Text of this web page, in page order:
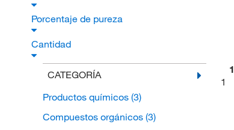
Porcentaje de pureza
Cantidad
CATEGORÍA
Productos químicos (3)
Compuestos orgánicos (3)
1
1